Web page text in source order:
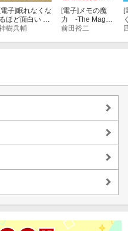
子]眠れなくな
るほど面白い 図
プレミアム 経
樹兵輔
[電子] メモの魔
力 -The Magic
of Memos-
前田裕二
[